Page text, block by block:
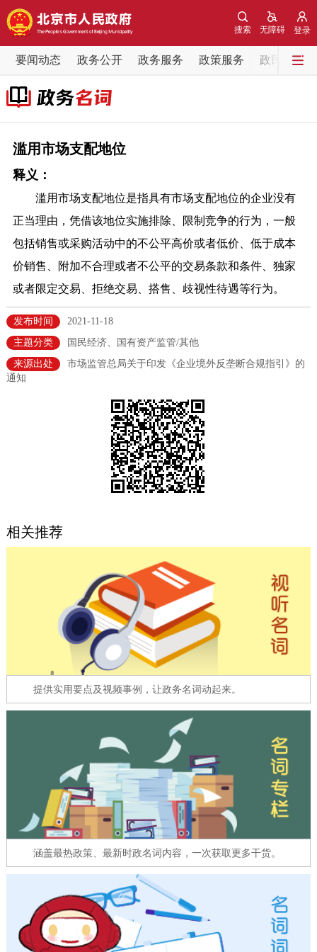
登录
无障碍
搜索
要闻动态 政务公开 政务服务 政策服务 政民互动
要闻动态
党中央精神
各区热点
政务公开
市领导 机构职能 政策服务
政策兑现 政策解读 回应关切
决策公开 专题公开
政务服务
法人服务
利企服务
阳光政务
政民互动
我要咨询
参与调查 在线访谈 图说互动
走进北京
北京概况 十六区概览 人文北京
ENGLISH 한국어 日本語
DEUTSCH FRANÇAIS РУССКИЙ ЯЗЫК
ESPAÑOL العربية PORTUGUÊS
ITALIANO
滥用市场支配地位
释义：
滥用市场支配地位是指具有市场支配地位的企业没有
正当理由，凭借该地位实施排除、限制竞争的行为，一般
包括销售或采购活动中的不公平高价或者低价、低于成本
价销售、附加不合理或者不公平的交易条款和条件、独家
或者限定交易、拒绝交易、搭售、歧视性待遇等行为。
发布时间
2021-11-18
主题分类
国民经济、国有资产监管/其他
来源出处
市场监管总局关于印发《企业境外反垄断合规指引》的
通知
相关推荐
提供实用要点及视频事例，让政务名词动起来。
涵盖最热政策、最新时政名词内容，一次获取更多干货。